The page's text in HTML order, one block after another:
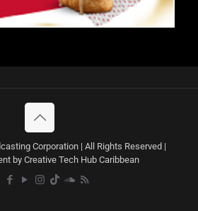
Corporation | All Rights Reserved |
by Creative Tech Hub Caribbean